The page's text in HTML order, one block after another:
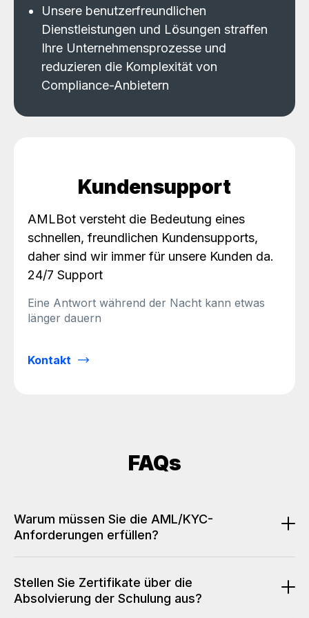
Unsere benutzerfreundlichen
Dienstleistungen und Lösungen straffen
Ihre Unternehmensprozesse und
reduzieren die Komplexität von
Compliance-Anbietern
Kundensupport
AMLBot versteht die Bedeutung eines
schnellen, freundlichen Kundensupports,
daher sind wir immer für unsere Kunden da.
24/7 Support
Eine Antwort während der Nacht kann etwas
länger dauern
Kontakt
FAQs
Warum müssen Sie die AML/KYC-
Anforderungen erfüllen?
Die Nichteinhaltung der AML/KYC-Anforderungen
Aufsichtsbehörden, zu hohen Geldstrafen oder zu
Haftstrafen führen. Darüber hinaus kann Ihr Konto
Stellen Sie Zertifikate über die
Absolvierung der Schulung aus?